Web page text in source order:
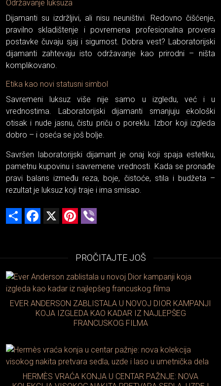
Održavanje luksuza
Dijamanti su izdržljivi, ali nisu neuništivi. Redovno čišćenje,
pravilno skladištenje i povremena profesionalna provera
postavke čuvaju sjaj i sigurnost. Dobra vest? Laboratorijski
dijamanti zahtevaju isto održavanje kao prirodni – ništa
komplikovano.
Etika kao novi statusni simbol
Savremeni luksuz više nije samo u izgledu, već i u
vrednostima. Laboratorijski dijamanti smanjuju ekološki
otisak i nude jasnu, čistu priču o poreklu. Izbor koji izgleda
dobro – i oseća se još bolje.
Savršen laboratorijski dijamant je onaj koji spaja estetiku,
pametnu kupovinu i savremene vrednosti. Kada se pronađe
pravi balans između reza, boje, čistoće, stila i budžeta –
rezultat je luksuz koji traje i ima smisao.
Share Facebook Pinterest
PROČITAJTE JOŠ
EVER ANDERSON ZABLISTALA U NOVOJ DIOR KAMPANJI
KOJA IZGLEDA KAO KADAR IZ NAJLEPŠEG
FRANCUSKOG FILMA
HERMÈS VRAĆA KONJA U CENTAR PAŽNJE: NOVA